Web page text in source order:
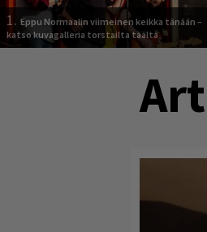
1. Eppu Normaalin viimeinen keikka tänään –
katso kuvagalleria torstailta täältä